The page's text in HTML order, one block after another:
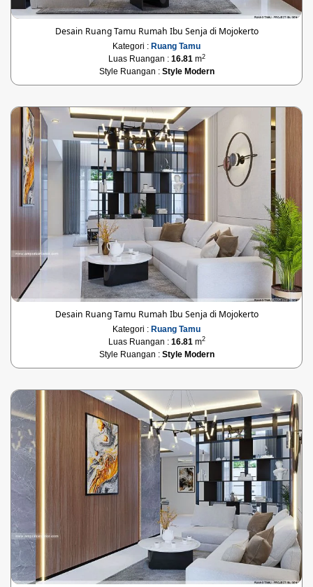
Desain Ruang Tamu Rumah Ibu Senja di Mojokerto
Kategori : Ruang Tamu
Luas Ruangan : 16.81m2
Style Ruangan : Style Modern
Desain Ruang Tamu Rumah Ibu Senja di Mojokerto
Kategori : Ruang Tamu
Luas Ruangan : 16.81 m2
Style Ruangan : Style Modern